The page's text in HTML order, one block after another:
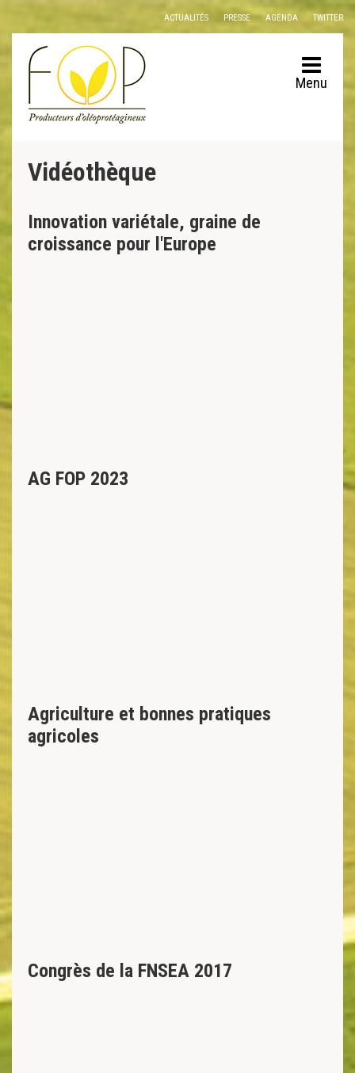
Panneau de gestion des cookies
ACTUALITÉS PRESSE AGENDA TWITTER
Menu
Vidéothèque
Innovation variétale, graine de
croissance pour l'Europe
AG FOP 2023
Agriculture et bonnes pratiques
agricoles
Congrès de la FNSEA 2017